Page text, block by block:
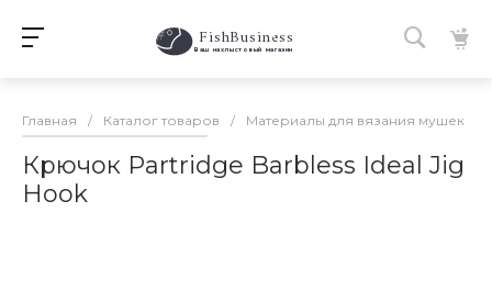
FishBusiness
Ваш нахлыстовый магазин
Главная / Каталог товаров / Материалы для вязания мушек
Крючок Partridge Barbless Ideal Jig
Hook